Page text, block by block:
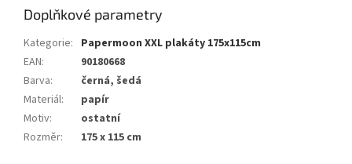
Doplňkové parametry
Kategorie: Papermoon XXL plakáty 175x115cm
EAN:
90180668
Barva:
černá, šedá
Materiál:
papír
Motiv:
ostatní
Rozměr: 175 x 115 cm